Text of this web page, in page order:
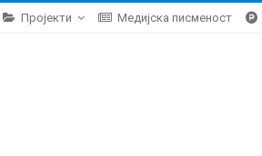
Пројекти Медијска писменост